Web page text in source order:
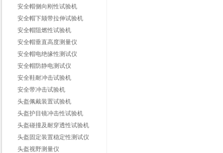
安全帽侧向刚性试验机
安全帽下颏带拉伸试验机
安全帽阻燃性试验机
安全帽垂直高度测量仪
安全帽电绝缘性测试仪
安全帽防静电测试仪
安全鞋耐冲击试验机
安全带冲击试验机
头盔佩戴装置试验机
头盔护目镜冲击性试验机
头盔碰撞及耐穿透性试验机
头盔固定装置稳定性测试仪
头盔视野测量仪